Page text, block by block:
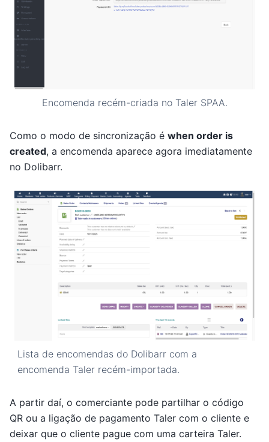
Encomenda recém-criada no Taler SPAA.
Como o modo de sincronização é when order is
created, a encomenda aparece agora imediatamente
no Dolibarr.
Lista de encomendas do Dolibarr com a
encomenda Taler recém-importada.
A partir daí, o comerciante pode partilhar o código
QR ou a ligação de pagamento Taler com o cliente e
deixar que o cliente pague com uma carteira Taler.